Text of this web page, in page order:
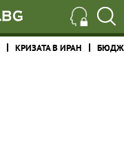
КРИЗАТА В ИРАН